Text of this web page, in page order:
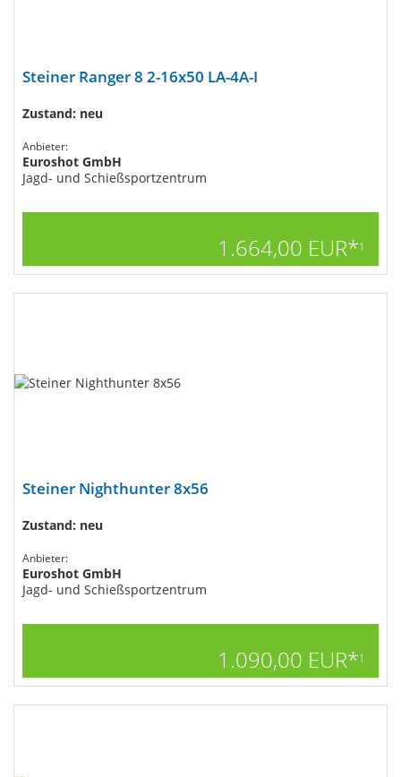
Steiner Ranger 8 2-16x50 LA-4A-I
Zustand: neu
Anbieter:
Euroshot GmbH
Jagd- und Schießsportzentrum
1.664,00 EUR*1
Steiner Nighthunter 8x56
Zustand: neu
Anbieter:
Euroshot GmbH
Jagd- und Schießsportzentrum
1.090,00 EUR*1